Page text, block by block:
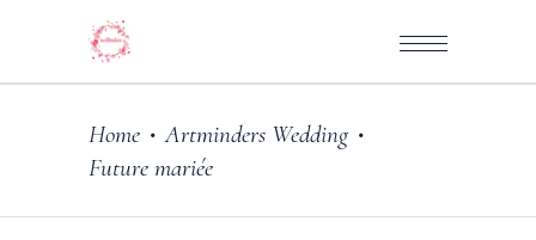
Home •Artminders Wedding•
Future mariée